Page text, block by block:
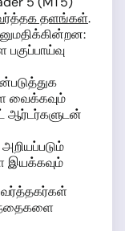
தளங்கள்.
வைக்கவும்
ஆர்டர்களுடன்
இயக்கவும்
வர்த்தகர்கள்